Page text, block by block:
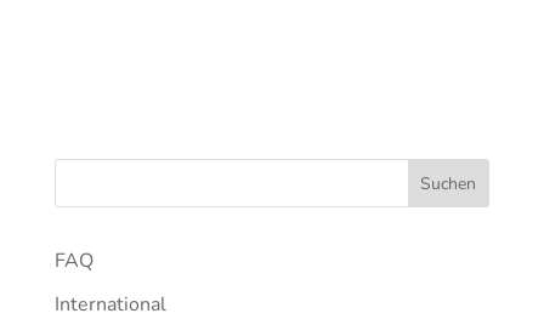
FAQ
International